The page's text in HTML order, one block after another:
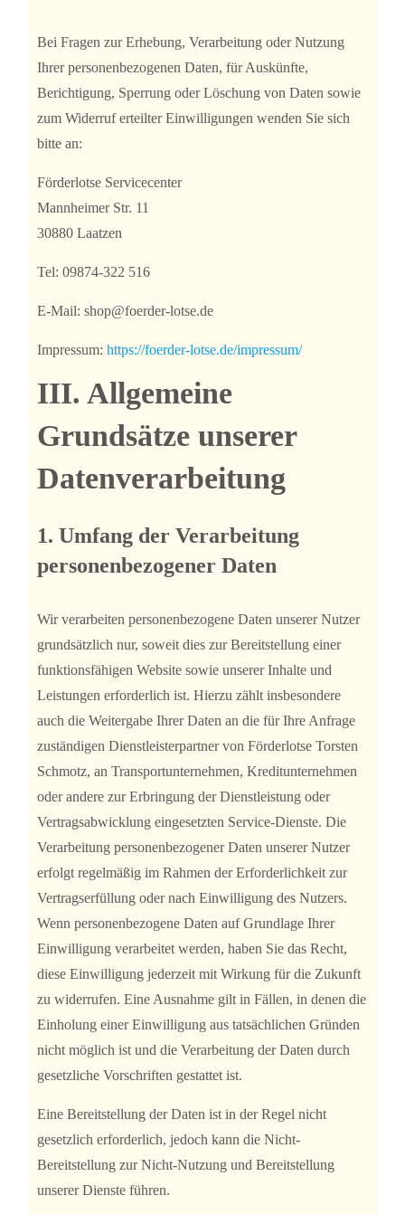
Bei Fragen zur Erhebung, Verarbeitung oder Nutzung
Ihrer personenbezogenen Daten, für Auskünfte,
Berichtigung, Sperrung oder Löschung von Daten sowie
zum Widerruf erteilter Einwilligungen wenden Sie sich
bitte an:
Förderlotse Servicecenter
Mannheimer Str. 11
30880 Laatzen
Tel: 09874-322 516
E-Mail: shop@foerder-lotse.de
Impressum: https://foerder-lotse.de/impressum/
III. Allgemeine
Grundsätze unserer
Datenverarbeitung
1. Umfang der Verarbeitung
personenbezogener Daten
Wir verarbeiten personenbezogene Daten unserer Nutzer
grundsätzlich nur, soweit dies zur Bereitstellung einer
funktionsfähigen Website sowie unserer Inhalte und
Leistungen erforderlich ist. Hierzu zählt insbesondere
auch die Weitergabe Ihrer Daten an die für Ihre Anfrage
zuständigen Dienstleisterpartner von Förderlotse Torsten
Schmotz, an Transportunternehmen, Kreditunternehmen
oder andere zur Erbringung der Dienstleistung oder
Vertragsabwicklung eingesetzten Service-Dienste. Die
Verarbeitung personenbezogener Daten unserer Nutzer
erfolgt regelmäßig im Rahmen der Erforderlichkeit zur
Vertragserfüllung oder nach Einwilligung des Nutzers.
Wenn personenbezogene Daten auf Grundlage Ihrer
Einwilligung verarbeitet werden, haben Sie das Recht,
diese Einwilligung jederzeit mit Wirkung für die Zukunft
zu widerrufen. Eine Ausnahme gilt in Fällen, in denen die
Einholung einer Einwilligung aus tatsächlichen Gründen
nicht möglich ist und die Verarbeitung der Daten durch
gesetzliche Vorschriften gestattet ist.
Eine Bereitstellung der Daten ist in der Regel nicht
gesetzlich erforderlich, jedoch kann die Nicht-
Bereitstellung zur Nicht-Nutzung und Bereitstellung
unserer Dienste führen.